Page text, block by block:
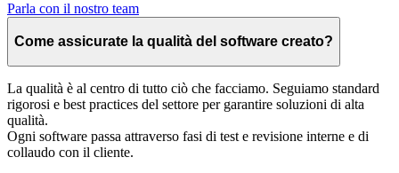
Parla con il nostro team
Come assicurate la qualità del software creato?
La qualità è al centro di tutto ciò che facciamo. Seguiamo standard
rigorosi e best practices del settore per garantire soluzioni di alta
qualità.
Ogni software passa attraverso fasi di test e revisione interne e di
collaudo con il cliente.